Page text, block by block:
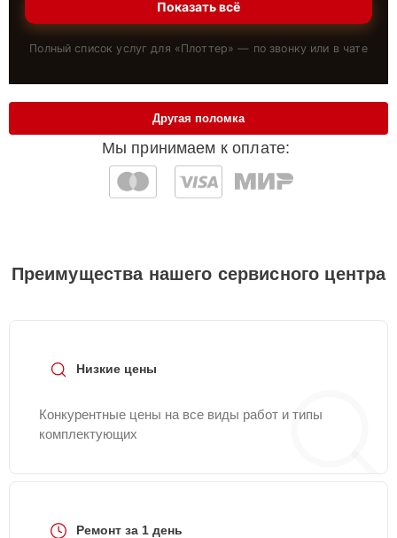
Показать всё
Полный список услуг для «Плоттер» — по звонку или в чате
Мы принимаем к оплате:
Другая поломка
Преимущества нашего сервисного центра
Низкие цены
Конкурентные цены на все виды работ и типы
комплектующих
Ремонт за 1 день